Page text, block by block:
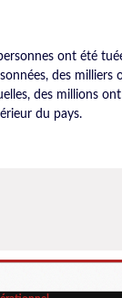
ont été
des
des millions
du pays.